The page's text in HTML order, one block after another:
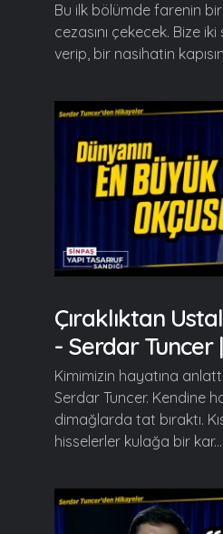
Bu ilk bölümde farenin
cezasını çekecek. Bize iki
verip, bir nasihatin
Çıraklıktan
- Serdar Tuncer
Kimimizin hayatına
Serdar Tuncer. Kendine
dimağlarda tat bıraktı.
hisselerler kulağa bir kar...